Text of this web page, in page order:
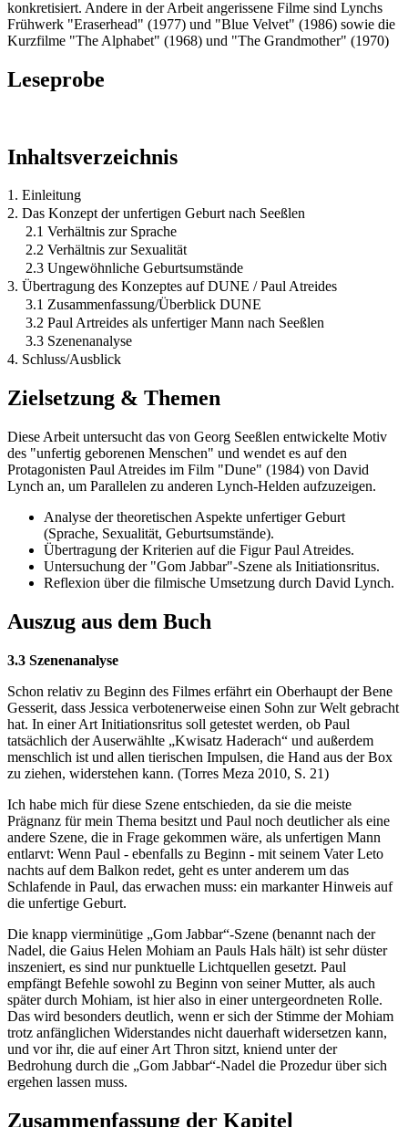
konkretisiert. Andere in der Arbeit angerissene Filme sind Lynchs
Frühwerk "Eraserhead" (1977) und "Blue Velvet" (1986) sowie die
Kurzfilme "The Alphabet" (1968) und "The Grandmother" (1970)
Leseprobe
Inhaltsverzeichnis
1. Einleitung
2. Das Konzept der unfertigen Geburt nach Seeßlen
2.1 Verhältnis zur Sprache
2.2 Verhältnis zur Sexualität
2.3 Ungewöhnliche Geburtsumstände
3. Übertragung des Konzeptes auf DUNE / Paul Atreides
3.1 Zusammenfassung/Überblick DUNE
3.2 Paul Artreides als unfertiger Mann nach Seeßlen
3.3 Szenenanalyse
4. Schluss/Ausblick
Zielsetzung & Themen
Diese Arbeit untersucht das von Georg Seeßlen entwickelte Motiv
des "unfertig geborenen Menschen" und wendet es auf den
Protagonisten Paul Atreides im Film "Dune" (1984) von David
Lynch an, um Parallelen zu anderen Lynch-Helden aufzuzeigen.
Analyse der theoretischen Aspekte unfertiger Geburt
(Sprache, Sexualität, Geburtsumstände).
Übertragung der Kriterien auf die Figur Paul Atreides.
Untersuchung der "Gom Jabbar"-Szene als Initiationsritus.
Reflexion über die filmische Umsetzung durch David Lynch.
Auszug aus dem Buch
3.3 Szenenanalyse
Schon relativ zu Beginn des Filmes erfährt ein Oberhaupt der Bene
Gesserit, dass Jessica verbotenerweise einen Sohn zur Welt gebracht
hat. In einer Art Initiationsritus soll getestet werden, ob Paul
tatsächlich der Auserwählte „Kwisatz Haderach“ und außerdem
menschlich ist und allen tierischen Impulsen, die Hand aus der Box
zu ziehen, widerstehen kann. (Torres Meza 2010, S. 21)
Ich habe mich für diese Szene entschieden, da sie die meiste
Prägnanz für mein Thema besitzt und Paul noch deutlicher als eine
andere Szene, die in Frage gekommen wäre, als unfertigen Mann
entlarvt: Wenn Paul - ebenfalls zu Beginn - mit seinem Vater Leto
nachts auf dem Balkon redet, geht es unter anderem um das
Schlafende in Paul, das erwachen muss: ein markanter Hinweis auf
die unfertige Geburt.
Die knapp vierminütige „Gom Jabbar“-Szene (benannt nach der
Nadel, die Gaius Helen Mohiam an Pauls Hals hält) ist sehr düster
inszeniert, es sind nur punktuelle Lichtquellen gesetzt. Paul
empfängt Befehle sowohl zu Beginn von seiner Mutter, als auch
später durch Mohiam, ist hier also in einer untergeordneten Rolle.
Das wird besonders deutlich, wenn er sich der Stimme der Mohiam
trotz anfänglichen Widerstandes nicht dauerhaft widersetzen kann,
und vor ihr, die auf einer Art Thron sitzt, kniend unter der
Bedrohung durch die „Gom Jabbar“-Nadel die Prozedur über sich
ergehen lassen muss.
Zusammenfassung der Kapitel